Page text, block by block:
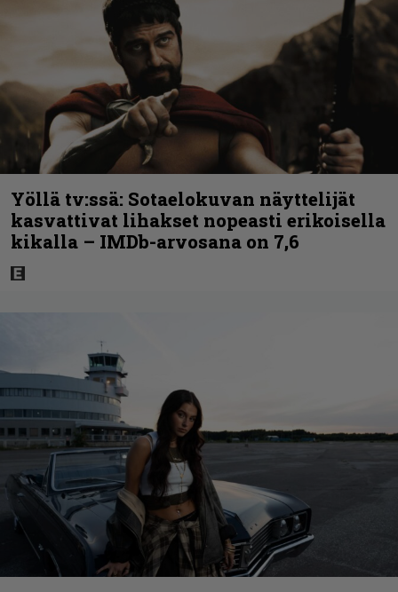
Yöllä tv:ssä: Sotaelokuvan näyttelijät
kasvattivat lihakset nopeasti erikoisella
kikalla – IMDb-arvosana on 7,6